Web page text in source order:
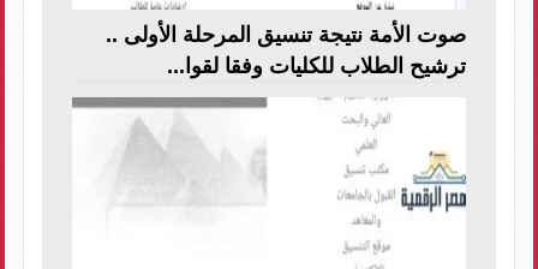
صوت الأمة نتيجة تنسيق المرحلة الأولى ..
ترشيح الطلاب للكليات وفقا لقوا...